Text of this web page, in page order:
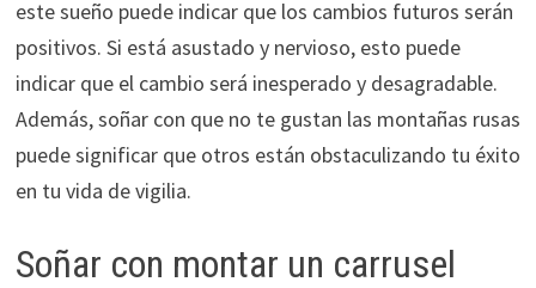
este sueño puede indicar que los cambios futuros serán
positivos. Si está asustado y nervioso, esto puede
indicar que el cambio será inesperado y desagradable.
Además, soñar con que no te gustan las montañas rusas
puede significar que otros están obstaculizando tu éxito
en tu vida de vigilia.
Soñar con montar un carrusel